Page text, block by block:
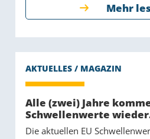
Mehr
Alle (zwei) Jahre
Schwellenwerte
Die aktuellen EU